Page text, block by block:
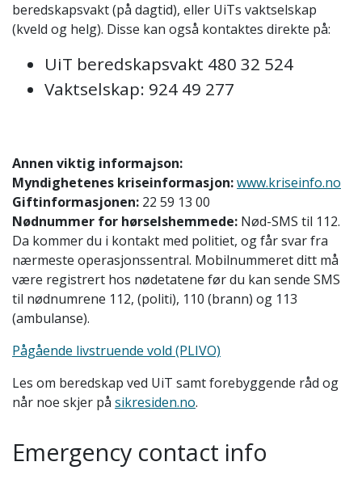
beredskapsvakt (på dagtid), eller UiTs vaktselskap
(kveld og helg). Disse kan også kontaktes direkte på:
UiT beredskapsvakt 480 32 524
Vaktselskap: 924 49 277
Annen viktig informajson:
Myndighetenes kriseinformasjon:www.kriseinfo.no
Giftinformasjonen: 22 59 13 00
Nødnummer for hørselshemmede: Nød-SMS til 112.
Da kommer du i kontakt med politiet, og får svar fra
nærmeste operasjonssentral. Mobilnummeret ditt må
være registrert hos nødetatene før du kan sende SMS
til nødnumrene 112, (politi), 110 (brann) og 113
(ambulanse).
Pågående livstruende vold (PLIVO)
Les om beredskap ved UiT samt forebyggende råd og
når noe skjer på sikresiden.no.
Emergency contact info